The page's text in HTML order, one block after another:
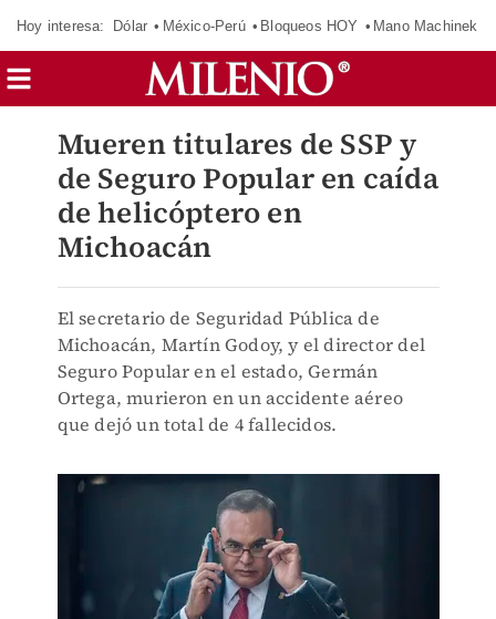
Hoy interesa: Dólar México-Perú Bloqueos HOY Mano Machinek
Mueren titulares de SSP y
de Seguro Popular en caída
de helicóptero en
Michoacán
El secretario de Seguridad Pública de
Michoacán, Martín Godoy, y el director del
Seguro Popular en el estado, Germán
Ortega, murieron en un accidente aéreo
que dejó un total de 4 fallecidos.